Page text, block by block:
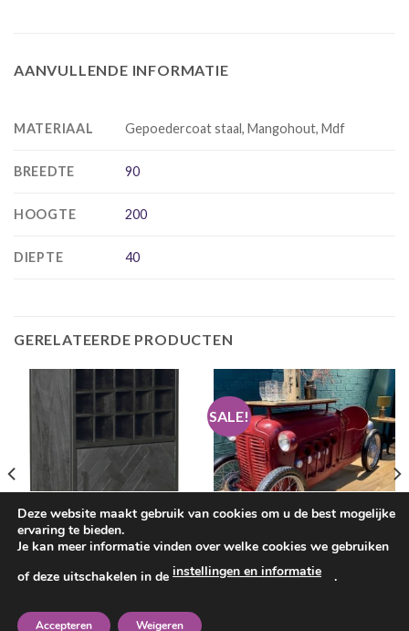
AANVULLENDE INFORMATIE
MATERIAAL Gepoedercoat staal, Mangohout, Mdf
BREEDTE 90
HOOGTE 200
DIEPTE 40
GERELATEERDE PRODUCTEN
Wijnkast New York, zwart
€349.00
SALE!
DRANKKASTEN
Wijnbar / drankkast in vorm van
Deze website maakt gebruik van cookies om u de best mogelijke
ervaring te bieden.
Je kan meer informatie vinden over welke cookies we gebruiken
of deze uitschakelen in de instellingen en informatie .
Accepteren Weigeren